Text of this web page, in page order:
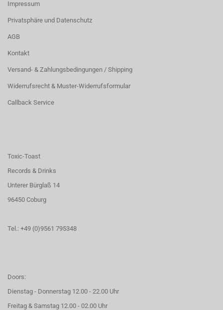
Impressum
Privatsphäre und Datenschutz
AGB
Kontakt
Versand- & Zahlungsbedingungen / Shipping
Widerrufsrecht & Muster-Widerrufsformular
Callback Service
Toxic-Toast
Records & Drinks
Unterer Bürglaß 14
96450 Coburg
Tel.: +49 (0)9561 795348
Doors:
Dienstag - Donnerstag 12.00 - 22.00 Uhr
Freitag & Samstag 12.00 - 02.00 Uhr